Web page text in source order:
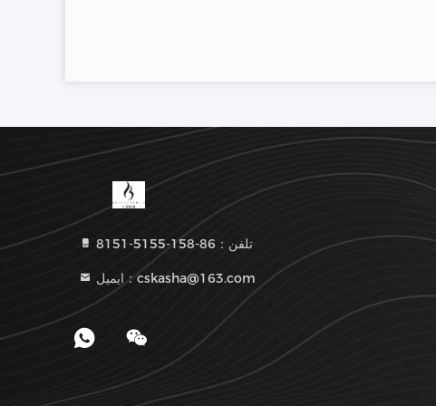
تلفن：86-158-5155-8151
ایمیل：cskasha@163.com